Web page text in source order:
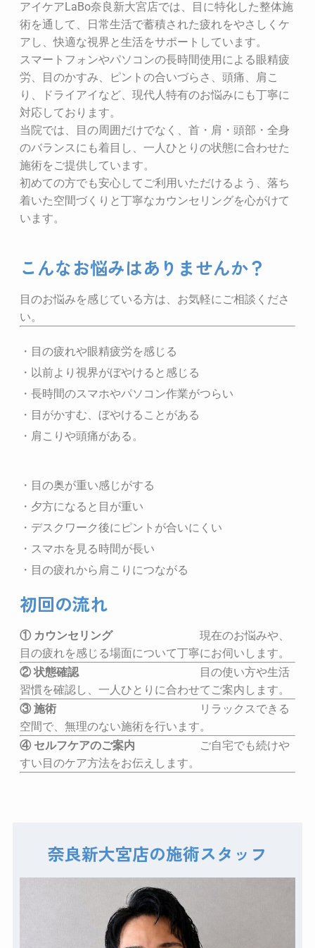
アイケアLaBo奈良新大宮店では、目に特化した整体施
術を通して、日常生活で蓄積された疲れをやさしくケ
アし、快適な視界と生活をサポートしています。
スマートフォンやパソコンの長時間使用による眼精疲
労、目のかすみ、ピントの合いづらさ、頭痛、肩こ
り、ドライアイなど、現代人特有のお悩みにも丁寧に
対応しております。
当院では、目の周囲だけでなく、首・肩・頭部・全身
のバランスにも着目し、一人ひとりの状態に合わせた
施術をご提供しています。
初めての方でも安心してご利用いただけるよう、落ち
着いた空間づくりと丁寧なカウンセリングを心がけて
います。
こんなお悩みはありませんか？
目のお悩みを感じている方は、お気軽にご相談くださ
い。
・目の疲れや眼精疲労を感じる
・以前より視界がぼやけると感じる
・長時間のスマホやパソコン作業がつらい
・目がかすむ、ぼやけることがある
・肩こりや頭痛がある。
・目の奥が重い感じがする
・夕方になると目が重い
・デスクワーク後にピントが合いにくい
・スマホを見る時間が長い
・目の疲れから肩こりにつながる
初回の流れ
① カウンセリング
現在のお悩みや、
目の疲れを感じる場面について丁寧にお伺いします。
② 状態確認
目の使い方や生活
習慣を確認し、一人ひとりに合わせてご案内します。
③ 施術
リラックスできる
空間で、無理のない施術を行います。
④ セルフケアのご案内 ご自宅でも続けや
すい目のケア方法をお伝えします。
奈良新大宮店の施術スタッフ